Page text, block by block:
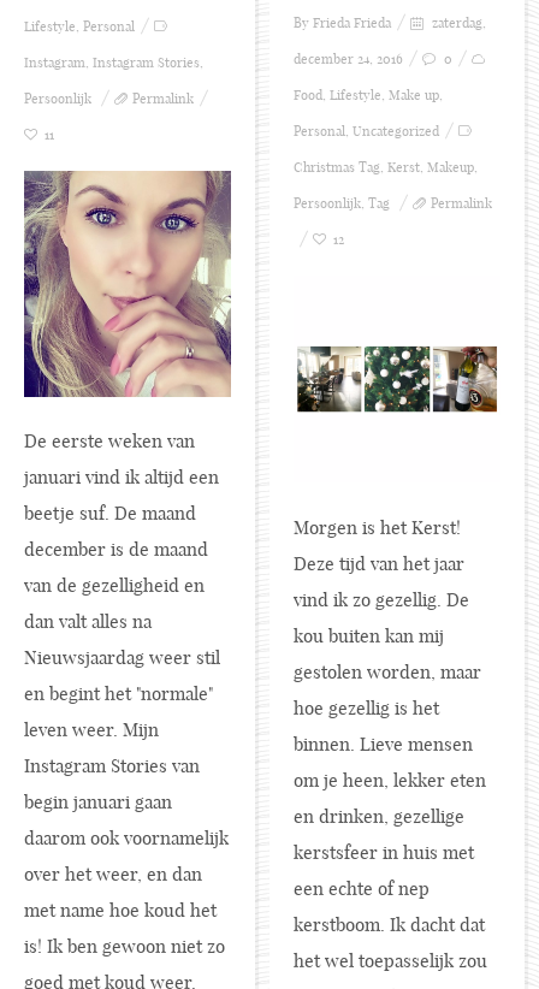
Lifestyle, Personal
Instagram, Instagram Stories,
Persoonlijk Permalink
11
De eerste weken van
januari vind ik altijd een
beetje suf. De maand
december is de maand
van de gezelligheid en
dan valt alles na
Nieuwsjaardag weer stil
en begint het "normale"
leven weer. Mijn
Instagram Stories van
begin januari gaan
daarom ook voornamelijk
over het weer, en dan
met name hoe koud het
is! Ik ben gewoon niet zo
goed met koud weer.
By Frieda Frieda zaterdag,
december 24, 2016 0
Food, Lifestyle, Make up,
Personal, Uncategorized
Christmas Tag, Kerst, Makeup,
Persoonlijk, Tag Permalink
12
Morgen is het Kerst!
Deze tijd van het jaar
vind ik zo gezellig. De
kou buiten kan mij
gestolen worden, maar
hoe gezellig is het
binnen. Lieve mensen
om je heen, lekker eten
en drinken, gezellige
kerstsfeer in huis met
een echte of nep
kerstboom. Ik dacht dat
het wel toepasselijk zou